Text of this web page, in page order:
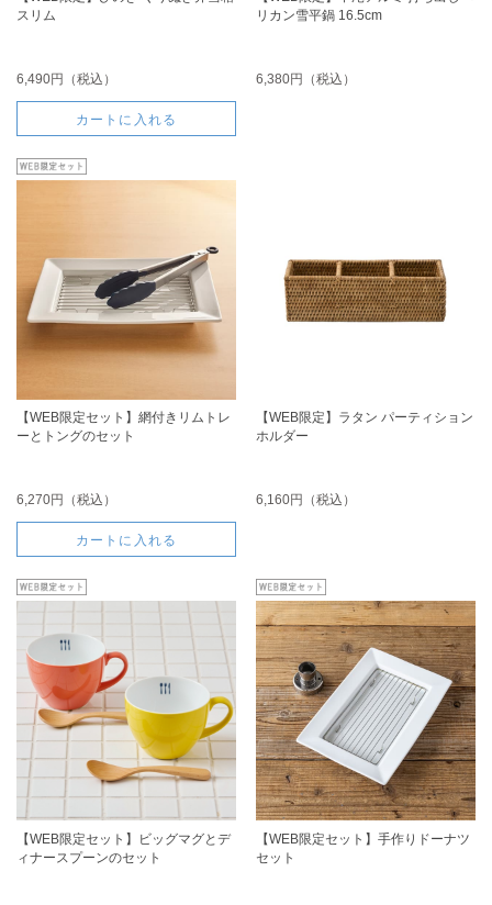
スリム
6,490円（税込）
カートに入れる
リカン雪平鍋 16.5cm
6,380円（税込）
【WEB限定セット】網付きリムトレ
ーとトングのセット
6,270円（税込）
カートに入れる
【WEB限定】ラタン パーティション
ホルダー
6,160円（税込）
【WEB限定セット】ビッグマグとデ
ィナースプーンのセット
【WEB限定セット】手作りドーナツ
セット